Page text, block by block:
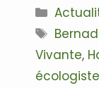
Vivante,